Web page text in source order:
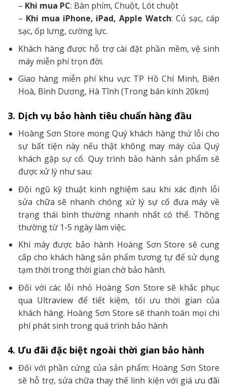
– Khi mua PC: Bàn phím, Chuột, Lót chuột
– Khi mua iPhone, iPad, Apple Watch: Củ sạc, cáp
sạc, ốp lưng, cường lực.
Khách hàng được hỗ trợ cài đặt phần mềm, vệ sinh
máy miễn phí trọn đời.
Giao hàng miễn phí khu vực TP Hồ Chí Minh, Biên
Hoà, Bình Dương, Hà Tĩnh (Trong bán kính 20km)
3. Dịch vụ bảo hành tiêu chuẩn hàng đầu
Hoàng Sơn Store mong Quý khách hàng thứ lỗi cho
sự bất tiện này nếu thật không may máy của Quý
khách gặp sự cố. Quy trình bảo hành sản phẩm sẽ
được xử lý như sau:
Đội ngũ kỹ thuật kinh nghiệm sau khi xác định lỗi
sửa chữa sẽ nhanh chóng xử lý sự cố đưa máy về
trạng thái bình thường nhanh nhất có thể. Thông
thường từ 1-5 ngày làm việc.
Khi máy được bảo hành Hoàng Sơn Store sẽ cung
cấp cho khách hàng sản phẩm tương tự để sử dụng
tạm thời trong thời gian chờ bảo hành.
Đối với các lỗi nhỏ Hoàng Sơn Store sẽ khắc phục
qua Ultraview để tiết kiệm, tối ưu thời gian của
khách hàng. Hoàng Sơn Store sẽ thanh toán mọi chi
phí phát sinh trong quá trình bảo hành
4. Ưu đãi đặc biệt ngoài thời gian bảo hành
Đối với phần cứng của sản phẩm: Hoàng Sơn Store
sẽ hỗ trợ, sửa chữa thay thế linh kiện với giá ưu đãi